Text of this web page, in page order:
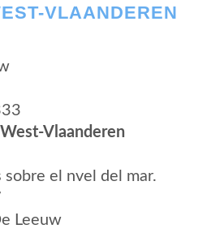
VLAANDEREN
Vlaanderen
el nvel del mar.
Leeuw